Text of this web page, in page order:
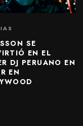
SE
EN EL
DJ PERUANO EN
EN